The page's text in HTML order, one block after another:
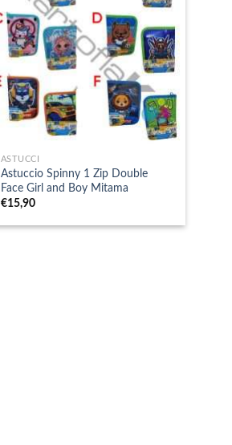
ASTUCCI
Astuccio Spinny 1 Zip Double
Face Girl and Boy Mitama
€15,90